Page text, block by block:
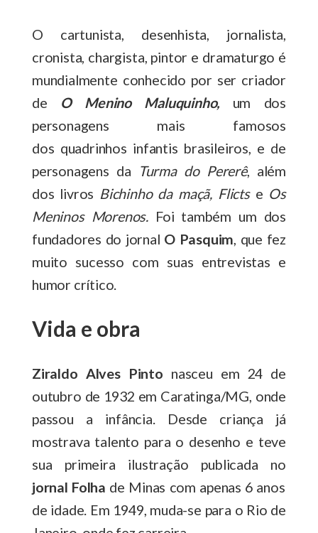
O cartunista, desenhista, jornalista,
cronista, chargista, pintor e dramaturgo é
mundialmente conhecido por ser criador
de O Menino Maluquinho, um dos
personagens mais famosos
dos quadrinhos infantis brasileiros, e de
personagens da Turma do Pererê, além
dos livros Bichinho da maçã, Flicts e Os
Meninos Morenos.Foi também um dos
fundadores do jornal O Pasquim, que fez
muito sucesso com suas entrevistas e
humor crítico.
Vida e obra
Ziraldo Alves Pinto nasceu em 24 de
outubro de 1932 em Caratinga/MG, onde
passou a infância. Desde criança já
mostrava talento para o desenho e teve
sua primeira ilustração publicada no
jornal Folha de Minas com apenas 6 anos
de idade. Em 1949, muda-se para o Rio de